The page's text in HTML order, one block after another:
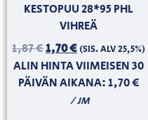
KESTOPUU 28*95 PHL
VIHREÄ
1,87€1,70€ (SIS. ALV 25,5%)
ALIN HINTA VIIMEISEN 30
PÄIVÄN AIKANA:1,70€
/ JM